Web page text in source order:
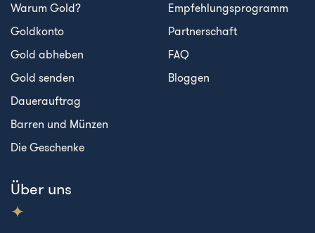
Warum Gold?
Goldkonto
Gold abheben
Gold senden
Dauerauftrag
Barren und Münzen
Die Geschenke
Empfehlungsprogramm
Partnerschaft
FAQ
Bloggen
Über uns